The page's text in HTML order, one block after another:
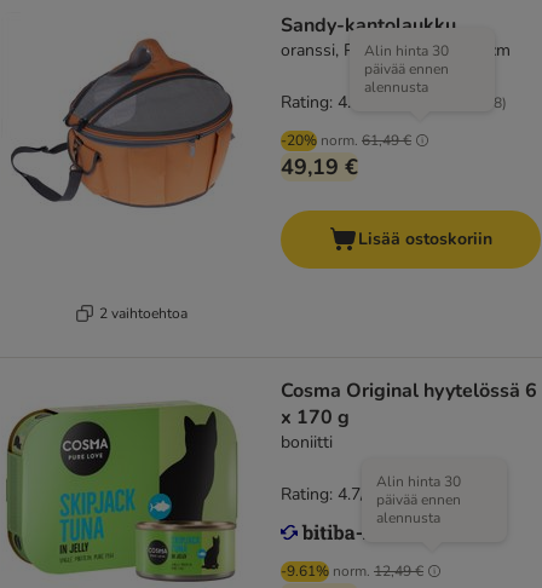
2 vaihtoehtoa
Sandy-kantolaukku
oranssi, P 46 x L 44 x K 35 cm
-20% norm. 61,49 €
Alin hinta 30
päivää ennen
alennusta
49,19 €
Rating: 4.6/5 108)
Lisää ostoskoriin
Cosma Original hyytelössä 6
x 170 g
boniitti
-9.61% norm. 12,49 €
Alin hinta 30
päivää ennen
alennusta
Rating: 4.7/5